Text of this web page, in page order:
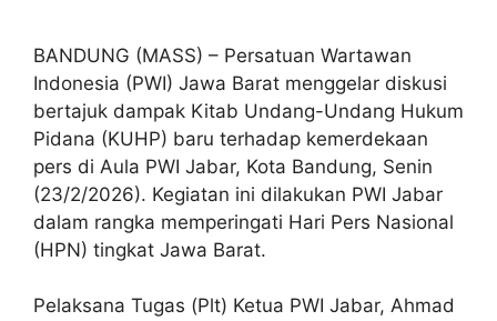
BANDUNG (MASS) – Persatuan Wartawan
Indonesia (PWI) Jawa Barat menggelar diskusi
bertajuk dampak Kitab Undang-Undang Hukum
Pidana (KUHP) baru terhadap kemerdekaan
pers di Aula PWI Jabar, Kota Bandung, Senin
(23/2/2026). Kegiatan ini dilakukan PWI Jabar
dalam rangka memperingati Hari Pers Nasional
(HPN) tingkat Jawa Barat.
Pelaksana Tugas (Plt) Ketua PWI Jabar, Ahmad